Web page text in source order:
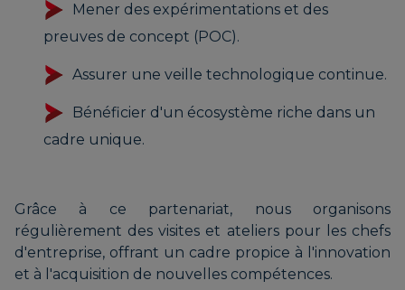
Mener des expérimentations et des
preuves de concept (POC).
Assurer une veille technologique continue.
Bénéficier d'un écosystème riche dans un
cadre unique.
Grâce à ce partenariat, nous organisons
régulièrement des visites et ateliers pour les chefs
d'entreprise, offrant un cadre propice à l'innovation
et à l'acquisition de nouvelles compétences.